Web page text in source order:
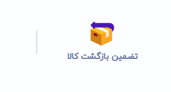
تضمین بازگشت کالا